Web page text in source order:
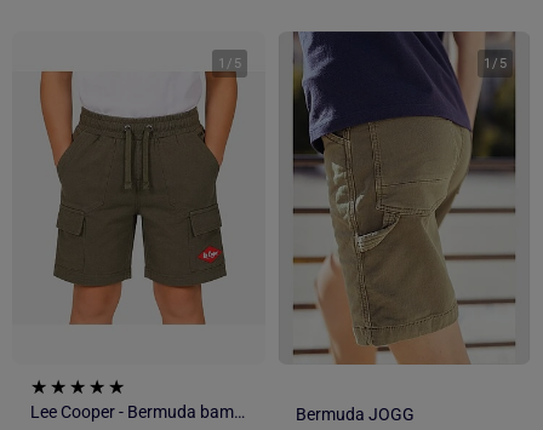
1 / 5
Lee Cooper - Bermuda bambino
1 / 5
Bermuda JOGG